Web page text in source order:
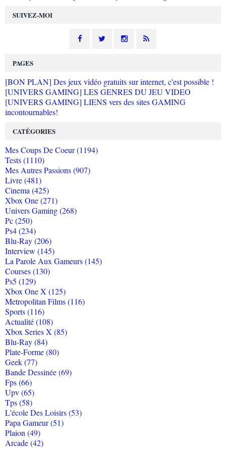
SUIVEZ-MOI
PAGES
[BON PLAN] Des jeux vidéo gratuits sur internet, c'est possible !
[UNIVERS GAMING] LES GENRES DU JEU VIDEO
[UNIVERS GAMING] LIENS vers des sites GAMING
incontournables!
CATÉGORIES
Mes Coups De Coeur (1194)
Tests (1110)
Mes Autres Passions (907)
Livre (481)
Cinema (425)
Xbox One (271)
Univers Gaming (268)
Pc (250)
Ps4 (234)
Blu-Ray (206)
Interview (145)
La Parole Aux Gameurs (145)
Courses (130)
Ps5 (129)
Xbox One X (125)
Metropolitan Films (116)
Sports (116)
Actualité (108)
Xbox Series X (85)
Blu-Ray (84)
Plate-Forme (80)
Geek (77)
Bande Dessinée (69)
Fps (66)
Upv (65)
Tps (58)
L'école Des Loisirs (53)
Papa Gameur (51)
Plaion (49)
Arcade (42)